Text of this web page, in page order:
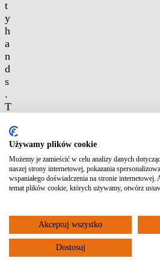
t
y
h
a
n
d
s
.
T
e
o
o
w
q
Używamy plików cookie
Możemy je zamieścić w celu analizy danych
naszej strony internetowej, pokazania
wspaniałego doświadczenia na stronie
temat plików cookie, których używamy, otwórz
Akceptuj wszystko
Dostosuj